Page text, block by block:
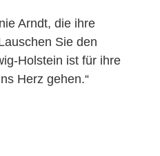
Arndt, die ihre
Sie den
Holstein ist für ihre
Herz gehen.“